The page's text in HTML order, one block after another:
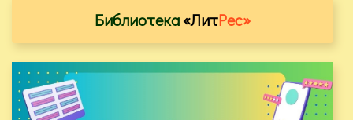
Библиотека«ЛитРес»